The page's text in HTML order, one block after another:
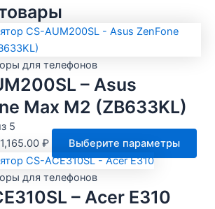
для телефонов
– Asus
Max M2 (ZB633KL)
5
1,165.00 ₽ Выберите параметры
для телефонов
– Acer E310